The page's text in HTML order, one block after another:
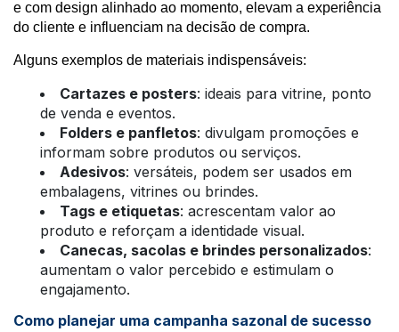
e com design alinhado ao momento, elevam a experiência
do cliente e influenciam na decisão de compra.
Alguns exemplos de materiais indispensáveis:
Cartazes e posters: ideais para vitrine, ponto
de venda e eventos.
Folders e panfletos: divulgam promoções e
informam sobre produtos ou serviços.
Adesivos: versáteis, podem ser usados em
embalagens, vitrines ou brindes.
Tags e etiquetas: acrescentam valor ao
produto e reforçam a identidade visual.
Canecas, sacolas e brindes personalizados:
aumentam o valor percebido e estimulam o
engajamento.
Como planejar uma campanha sazonal de sucesso